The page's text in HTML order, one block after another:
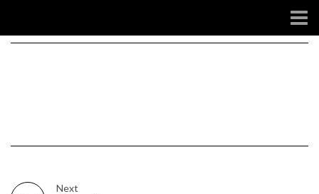
Next